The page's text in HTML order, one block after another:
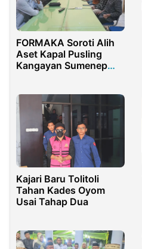
FORMAKA Soroti Alih
Aset Kapal Pusling
Kangayan Sumenep
Kajari Baru Tolitoli
Tahan Kades Oyom
Usai Tahap Dua